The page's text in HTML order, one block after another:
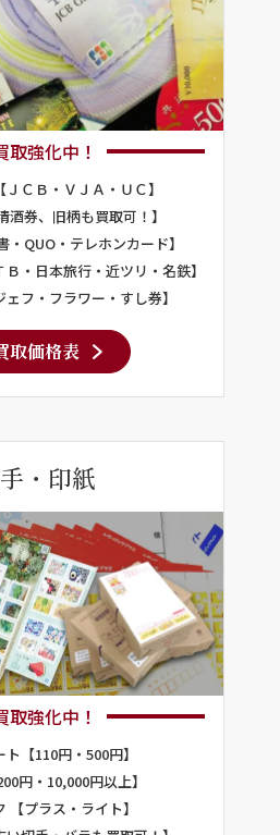
取強化中！
ＣＢ・ＶＪＡ・ＵＣ】
酒券、旧柄も買取可！】
・QUO・テレホンカード】
・日本旅行・近ツリ・名鉄】
フ・フラワー・すし券】
取価格表
・印紙
取強化中！
【110円・500円】
円・10,000円以上】
【プラス・ライト】